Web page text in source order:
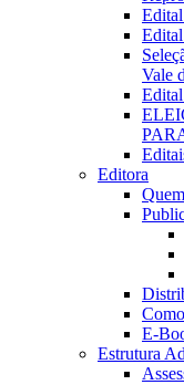
Vale
Editora
E-
Estrutura